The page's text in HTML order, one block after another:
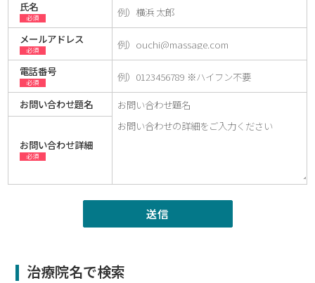
氏名
必須
メールアドレス
必須
電話番号
必須
お問い合わせ題名
お問い合わせ詳細
必須
治療院名で検索